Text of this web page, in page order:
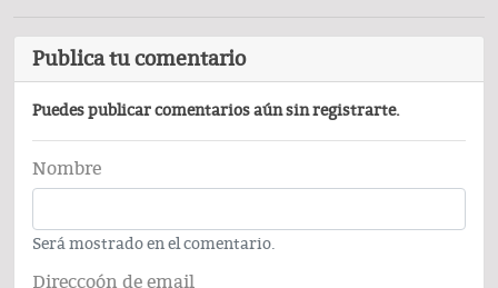
Publica tu comentario
Puedes publicar comentarios aún sin registrarte.
Nombre
Será mostrado en el comentario.
Direccoón de email